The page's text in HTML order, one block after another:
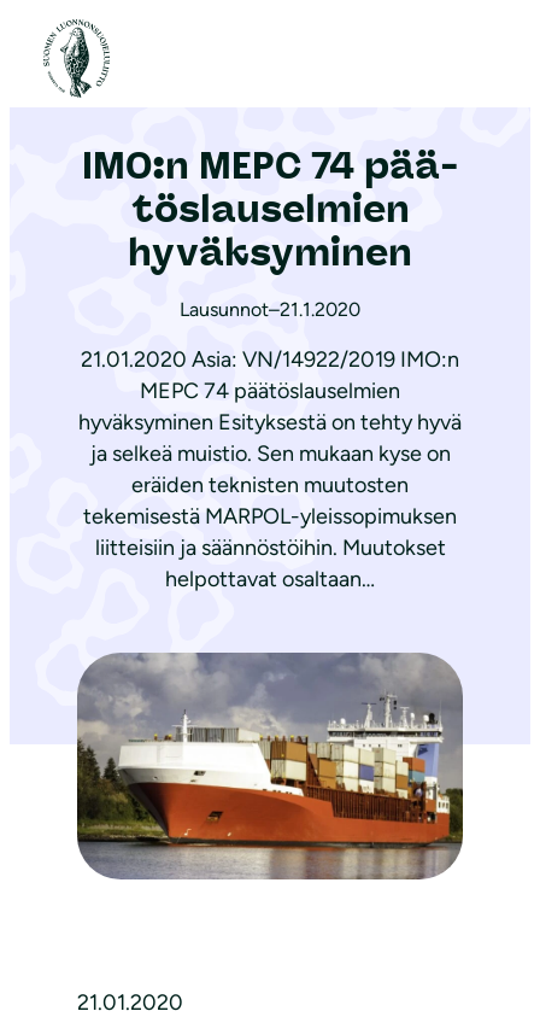
Etusivu
IMO:n MEPC 74 pää­
tös­lausel­mien
hyväksyminen
Lausunnot–21.1.2020
21.01.2020 Asia: VN/14922/2019 IMO:n
MEPC 74 päätöslauselmien
hyväksyminen Esityksestä on tehty hyvä
ja selkeä muistio. Sen mukaan kyse on
eräiden teknisten muutosten
tekemisestä MARPOL-yleissopimuksen
liitteisiin ja säännöstöihin. Muutokset
helpottavat osaltaan…
21.01.2020